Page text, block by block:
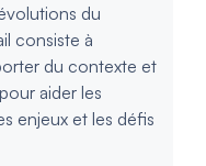
du
consiste à
du contexte et
aider les
enjeux et les défis